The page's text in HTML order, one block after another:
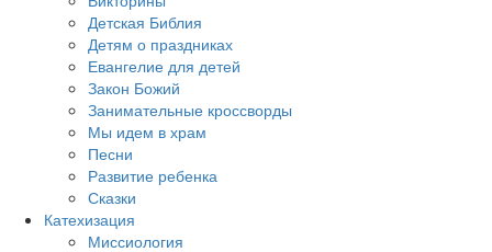
Детская Библия
Детям о праздниках
Евангелие для детей
Закон Божий
Занимательные кроссворды
Мы идем в храм
Песни
Развитие ребенка
Сказки
Катехизация
Миссиология